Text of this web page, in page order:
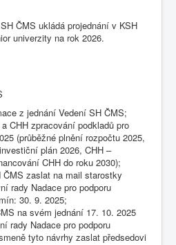
ukládá projednání v KSH
univerzity na rok 2026.
z jednání Vedení SH ČMS;
CHH zpracování podkladů pro
(průběžné plnění rozpočtu 2025,
plán 2026, CHH –
CHH do roku 2030);
zaslat na mail starostky
rady Nadace pro podporu
30. 9. 2025;
na svém jednání 17. 10. 2025
rady Nadace pro podporu
tyto návrhy zaslat předsedovi